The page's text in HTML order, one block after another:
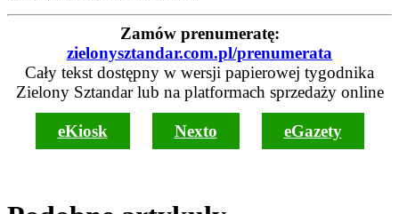
Zamów prenumeratę:
zielonysztandar.com.pl/prenumerata
Cały tekst dostępny w wersji papierowej tygodnika
Zielony Sztandar lub na platformach sprzedaży online
eKiosk Nexto eGazety